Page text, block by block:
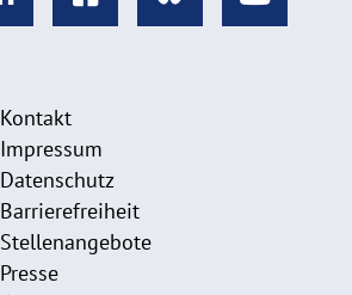
Kontakt
Impressum
Datenschutz
Barrierefreiheit
Stellenangebote
Presse